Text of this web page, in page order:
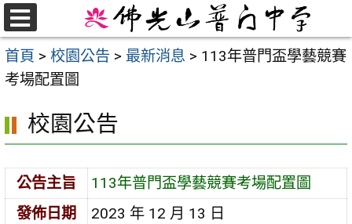
跳
至
主
要
首頁 > 校園公告 > 最新消息 > 113年普門盃學藝競賽
考場配置圖
校園公告
公告主旨
113年普門盃學藝競賽考場配置圖
發佈日期
2023 年 12 月 13 日
選
單